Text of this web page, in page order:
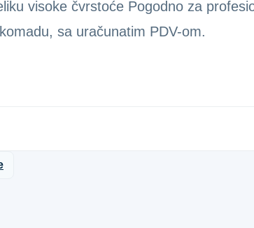
visoke čvrstoće Pogodno za
sa uračunatim PDV-om.